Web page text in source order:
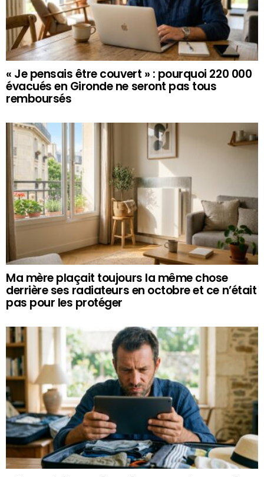
« Je pensais être couvert » : pourquoi 220 000
évacués en Gironde ne seront pas tous
remboursés
Ma mère plaçait toujours la même chose
derrière ses radiateurs en octobre et ce n’était
pas pour les protéger